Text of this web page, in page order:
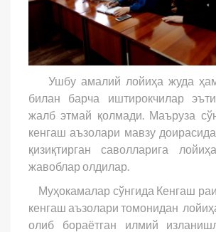
Ушбу амалий лойиҳа жуда ҳам
билан барча иштирокчилар
жалб этмай қолмади. Маъруза
кенгаш аъзолари мавзу
қизиқтирган саволларига
жавоблар олдилар.
Муҳокамалар сўнгида Кенгаш
кенгаш аъзолари томонидан
олиб бораётган илмий